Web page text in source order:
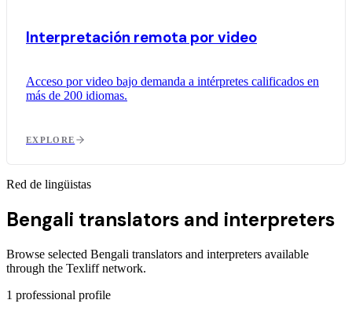
Interpretación remota por video
Acceso por video bajo demanda a intérpretes calificados en
más de 200 idiomas.
EXPLORE
Red de lingüistas
Bengali translators and interpreters
Browse selected Bengali translators and interpreters available
through the Texliff network.
1 professional profile